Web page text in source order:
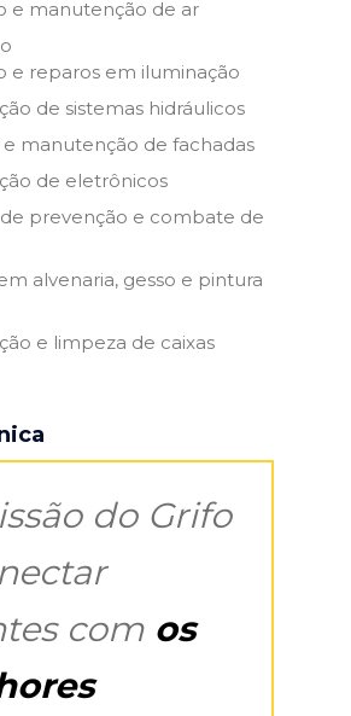
e manutenção de ar
e reparos em iluminação
de sistemas hidráulicos
e manutenção de fachadas
de eletrônicos
prevenção e combate de
alvenaria, gesso e pintura
e limpeza de caixas
do Grifo
com os